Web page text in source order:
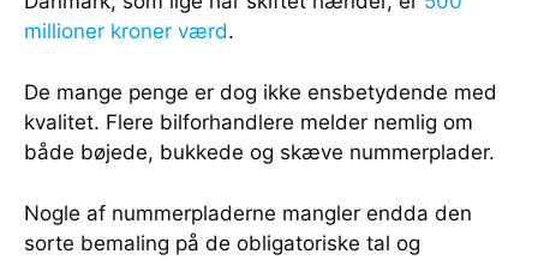
millioner kroner værd.
De mange penge er dog ikke ensbetydende med
kvalitet. Flere bilforhandlere melder nemlig om
både bøjede, bukkede og skæve nummerplader.
Nogle af nummerpladerne mangler endda den
sorte bemaling på de obligatoriske tal og